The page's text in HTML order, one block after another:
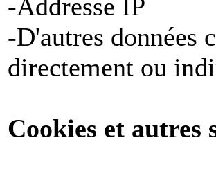
-Addresse IP
-D'autres données
directement ou
Cookies et autres